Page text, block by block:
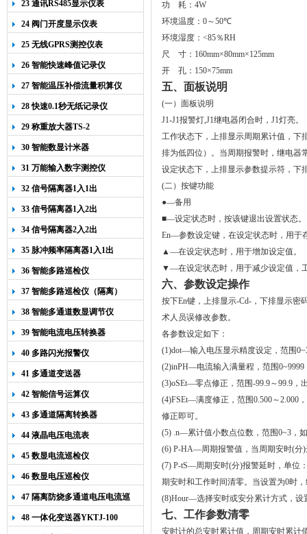
23 通讯RS485显示仪表
24 阀门开度显示仪表
25 无线GPRS测控仪表
26 智能快速峰值记录仪
27 智能温压补偿流量积算仪
28 快速0.1秒无纸记录仪
29 称重放大器TS-2
30 智能数显计米器
31 万能输入数字测控仪
32 信号隔离器1入1出
33 信号隔离器1入2出
34 信号隔离器2入2出
35 脉冲频率隔离器1入1出
36 智能多路巡检仪
37 智能多路巡检仪（隔离）
38 智能多通道数显调节仪
39 智能电流电压转换器
40 多路闪光报警仪
41 多通道变送器
42 智能信号运算仪
43 多通道隔离转换器
44 液晶电压电流表
45 数显电流巡检仪
46 数显电压巡检仪
47 隔离防烧多通道电压电流巡
检仪
48 一体化变送器YKTJ-100
功
耗： 4W
环境温度： 0～50℃
环境湿度： <85％RH
尺
寸： 160mm×80mm×125mm
开
孔： 150×75mm
五、面板说明
(一）面板说明
J1-J1报警灯,J1继电器闭合时，J1灯亮。
工作状态下，上排显示周期累计值，
排为低四位）。当周期报警时，继电器
设定状态下，上排显示参数提示符，下
(二）按键功能
●—备用
■—设定状态时 ，按该键退出设置状态。
En—参数设定键， 在设定状态时，用于
▲—在设定状态时，用于增加设定值。
▼—在设定状态时，用于减少设定值，
六、参数设定操作
按下En键，上排显示-Cd- ，下排显示密
术人员误修改参数。
各参数设定如下：
(1)dot—输入电压显示精度设定，范围
(2)inPH—电流输入满量程，范围0~9999
(3)oSEt—零点修正，范围-99.9～99.9，
(4)FSEt—满度修正， 范围0.500～2.000
修正即可。
(5) .n—累计值小数点位数，范围0~3 ，
(6) P-HA—周期报警值，当周期安时(分)
(7) P-tS—周期安时(分)报警延时，单位
期安时和工作时间清零。当设置为0时
(8)Hour—选择安时或安分累计方式，设
七、工作参数清零
安时计的总安时累计值，周期安时累计